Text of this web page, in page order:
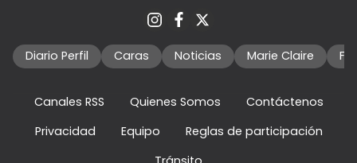
Diario Perfil Caras Noticias Marie Claire
Canales RSS Quienes Somos
Contáctenos
Privacidad
Equipo
Reglas de participación